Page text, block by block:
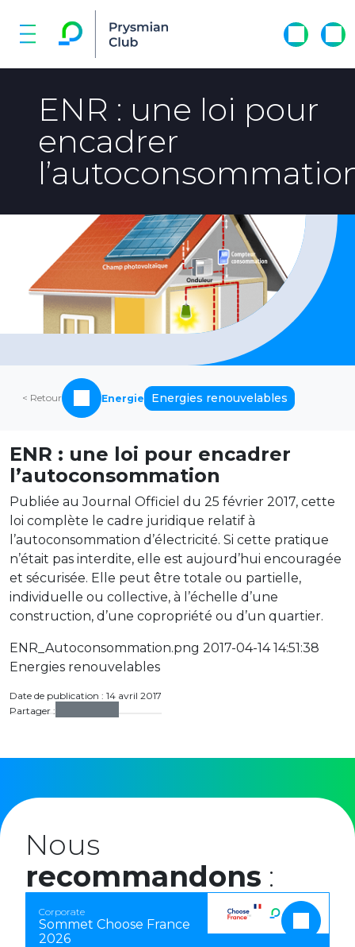
ENR : une loi pour
encadrer
< Retour Energie Energies renouvelables
ENR : une loi pour encadrer
l’autoconsommation
Publiée au Journal Officiel du 25 février 2017, cette
loi complète le cadre juridique relatif à
l’autoconsommation d’électricité. Si cette pratique
n’était pas interdite, elle est aujourd’hui encouragée
et sécurisée. Elle peut être totale ou partielle,
individuelle ou collective, à l’échelle d’une
construction, d’une copropriété ou d’un quartier.
ENR_Autoconsommation.png 2017-04-14 14:51:38
Energies renouvelables
Date de publication : 14 avril 2017
Partager :
Nous
recommandons :
Corporate
Sommet Choose France
2026